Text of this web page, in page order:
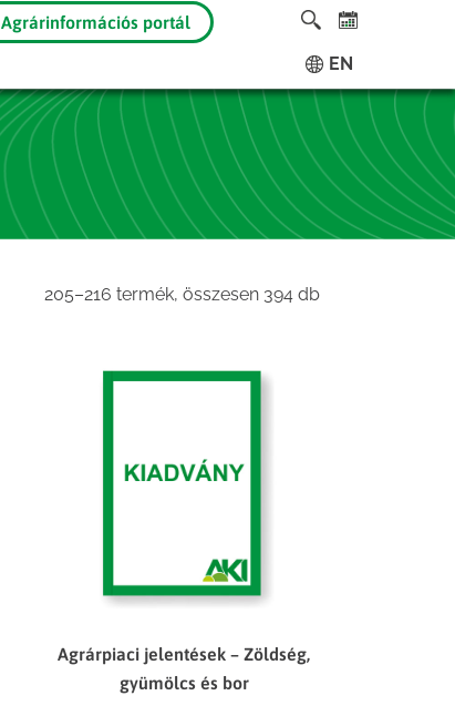
Agrárinformációs portál
EN
205–216 termék, összesen 394 dbSorted
Agrárpiaci jelentések – Zöldség,
gyümölcs és bor